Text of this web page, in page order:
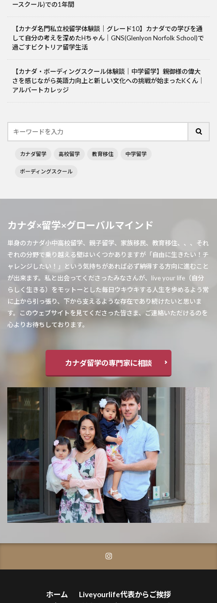
ースクール)での1年間
【カナダ名門私立校留学体験談｜グレード10】カナダでの学びを通
して自分の考えを深めたHちゃん｜GNS(Glenlyon Norfolk School)で
過ごすビクトリア留学生活
【カナダ・ボーディングスクール体験談｜中学留学】親御様の偉大
さを感じながら英語力向上と新しい文化への挑戦が始まったKくん｜
アルバートカレッジ
カナダ留学 高校留学 教育移住 中学留学
ボーディングスクール
カナダ×留学×グローバルマインド
単身のカナダ小中高校留学、親子留学、家族移民、教育移住、、、それ
ぞれの分野で乗り越える壁はいくつかありますが「自由に生きたい！チ
ャレンジしたい！」という気持ちがあれば必ず納得する方向に進むこと
が出来ます。私と出会ってくださったみなさんが、live your life（自分
らしく生きる）をモットーとした毎日ウキウキする人生を歩めるよう常
に上から引っ張り、下から支えるような存在であり続けたいと思いま
す。このウェブサイトを見てくださった皆さま、ご連絡いただけるのを
心よりお待ちしております。
カナダ留学の専門家に相談
ホーム
Liveyourlife代表からご挨拶